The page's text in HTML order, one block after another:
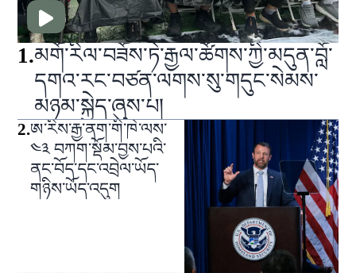
1.མགོ་རིལ་བཟོས་ཏེ་རྒྱལ་ཚོགས་ཀྱི་མདུན་བློ་
དགའ་རང་བཙན་ལགས་སུ་གདུང་སེམས་
མཉམ་སྐྱེད་ཞུས་པ།
2.ཨ་རིས་རྒྱ་ནག་གི་ཁེ་ལས་
༤༣ བཀག་སྡོམ་བྱས་པའི་
ནང་བོད་དང་འབྲེལ་ཡོད་
གཉིས་ཡོད་འདུག